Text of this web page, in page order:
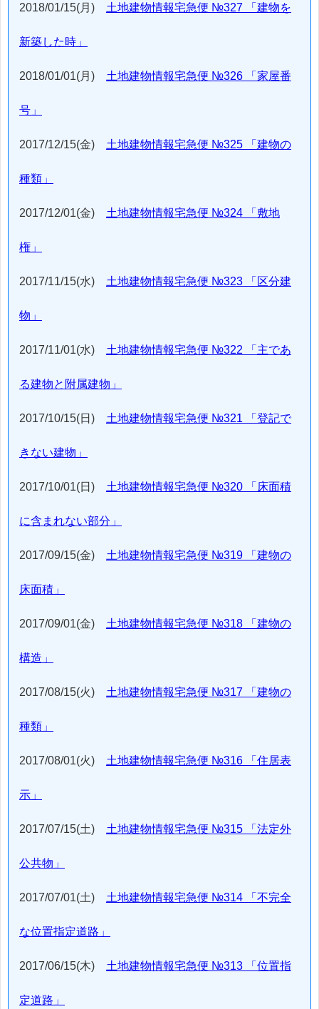
2018/01/15(月) 土地建物情報宅急便 №327 「建物を
新築した時」
2018/01/01(月) 土地建物情報宅急便 №326 「家屋番
号」
2017/12/15(金) 土地建物情報宅急便 №325 「建物の
種類」
2017/12/01(金) 土地建物情報宅急便 №324 「敷地
権」
2017/11/15(水) 土地建物情報宅急便 №323 「区分建
物」
2017/11/01(水) 土地建物情報宅急便 №322 「主であ
る建物と附属建物」
2017/10/15(日) 土地建物情報宅急便 №321 「登記で
きない建物」
2017/10/01(日) 土地建物情報宅急便 №320 「床面積
に含まれない部分」
2017/09/15(金) 土地建物情報宅急便 №319 「建物の
床面積」
2017/09/01(金) 土地建物情報宅急便 №318 「建物の
構造」
2017/08/15(火) 土地建物情報宅急便 №317 「建物の
種類」
2017/08/01(火) 土地建物情報宅急便 №316 「住居表
示」
2017/07/15(土) 土地建物情報宅急便 №315 「法定外
公共物」
2017/07/01(土) 土地建物情報宅急便 №314 「不完全
な位置指定道路」
2017/06/15(木) 土地建物情報宅急便 №313 「位置指
定道路」